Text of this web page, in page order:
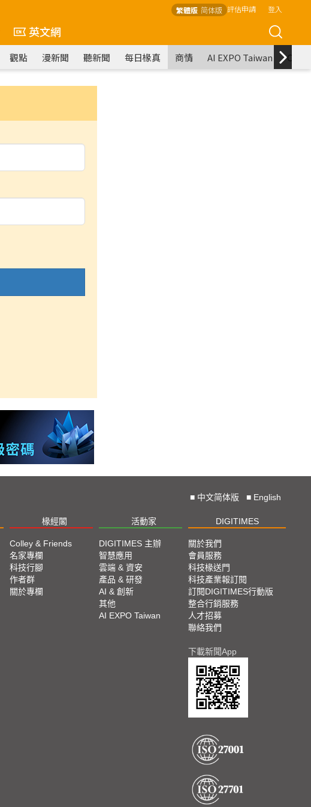
繁體版 简体版 評估申請 登入
英文網
觀點 漫新聞 聽新聞 每日椽真 商情 AI EXPO Taiwan
■ 中文简体版 ■ English
椽經閣 活動家 DIGITIMES
Colley & Friends
名家專欄
科技行腳
作者群
關於專欄
DIGITIMES 主辦
智慧應用
雲端 & 資安
產品 & 研發
AI & 創新
其他
AI EXPO Taiwan
關於我們
會員服務
科技椽送門
科技產業報訂閱
訂閱DIGITIMES行動版
整合行銷服務
人才招募
聯絡我們
下載新聞App